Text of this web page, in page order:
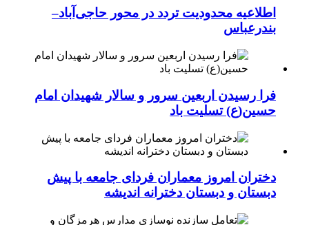
اطلاعیه محدودیت تردد در محور حاجی‌آباد–
بندرعباس
فرا رسیدن اربعین سرور و سالار شهیدان امام
حسین(ع) تسلیت باد
دختران امروز معماران فردای جامعه با پیش
دبستان و دبستان دخترانه اندیشه